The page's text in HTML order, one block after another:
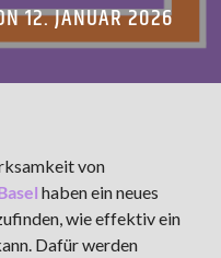
12. JANUAR 2026
von
haben ein neues
wie effektiv ein
Dafür werden